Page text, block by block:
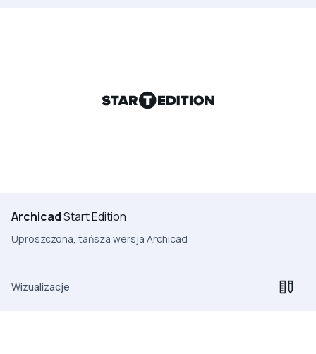
ArchicadStart Edition
Uproszczona, tańsza wersja Archicad
Wizualizacje